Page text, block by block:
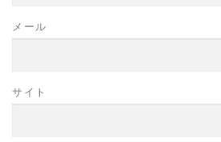
メール
サイト